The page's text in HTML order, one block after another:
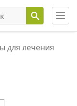
для лечения